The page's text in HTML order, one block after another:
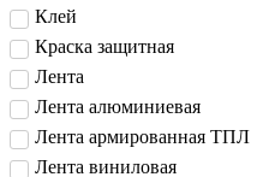
Клей
Краска защитная
Лента
Лента алюминиевая
Лента армированная ТПЛ
Лента виниловая